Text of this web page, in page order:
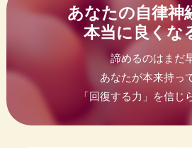
あなたの自律神
本当に良くな
諦めるのはまだ
あなたが本来持っ
「回復する力」を信じ